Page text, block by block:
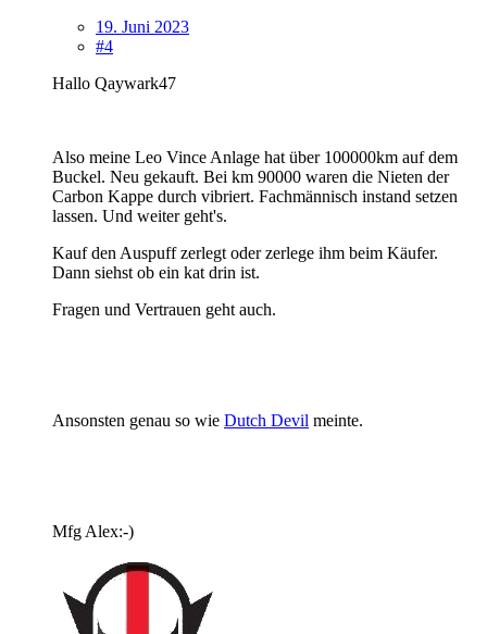
19. Juni 2023
#4
Hallo Qaywark47
Also meine Leo Vince Anlage hat über 100000km auf dem
Buckel. Neu gekauft. Bei km 90000 waren die Nieten der
Carbon Kappe durch vibriert. Fachmännisch instand setzen
lassen. Und weiter geht's.
Kauf den Auspuff zerlegt oder zerlege ihm beim Käufer.
Dann siehst ob ein kat drin ist.
Fragen und Vertrauen geht auch.
Ansonsten genau so wie Dutch Devil meinte.
Mfg Alex:-)